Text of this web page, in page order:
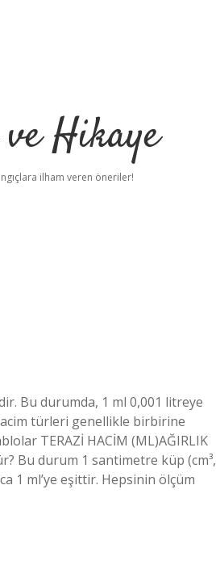
ve Hikaye
ilham veren öneriler!
Bu durumda, 1 ml 0,001 litreye
türleri genellikle birbirine
TERAZİ HACİM (ML)AĞIRLIK
Bu durum 1 santimetre küp (cm³,
1 ml’ye eşittir. Hepsinin ölçüm